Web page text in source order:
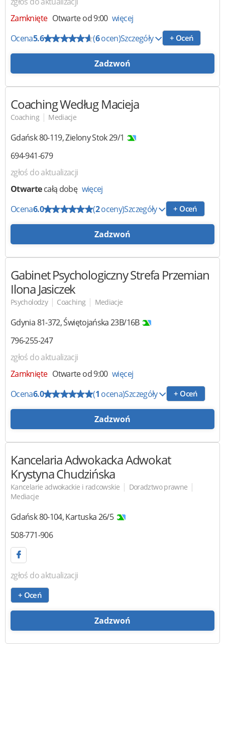
Zamknięte Otwarte od 9:00 więcej
Ocena5.6 (6ocen)Szczegóły + Oceń
Zadzwoń
Coaching Według Macieja
Coaching | Mediacje
Gdańsk80-119,Zielony Stok 29/1
694-941-679
zgłoś do aktualizacji
Otwartecałą dobę więcej
Ocena6.0 (2oceny)Szczegóły + Oceń
Zadzwoń
Gabinet Psychologiczny Strefa Przemian
Ilona Jasiczek
Psycholodzy | Coaching | Mediacje
Gdynia81-372,Świętojańska 23B/16B
796-255-247
zgłoś do aktualizacji
Zamknięte Otwarte od 9:00 więcej
Ocena6.0 (1 ocena)Szczegóły + Oceń
Zadzwoń
Kancelaria Adwokacka Adwokat
Krystyna Chudzińska
Kancelarie adwokackie i radcowskie | Doradztwo prawne |
Mediacje
Gdańsk80-104,Kartuska 26/5
508-771-906
zgłoś do aktualizacji
+ Oceń
Zadzwoń